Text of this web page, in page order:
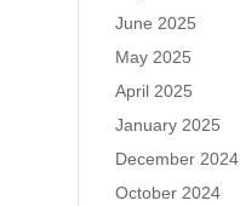
June 2025
May 2025
April 2025
January 2025
December 2024
October 2024